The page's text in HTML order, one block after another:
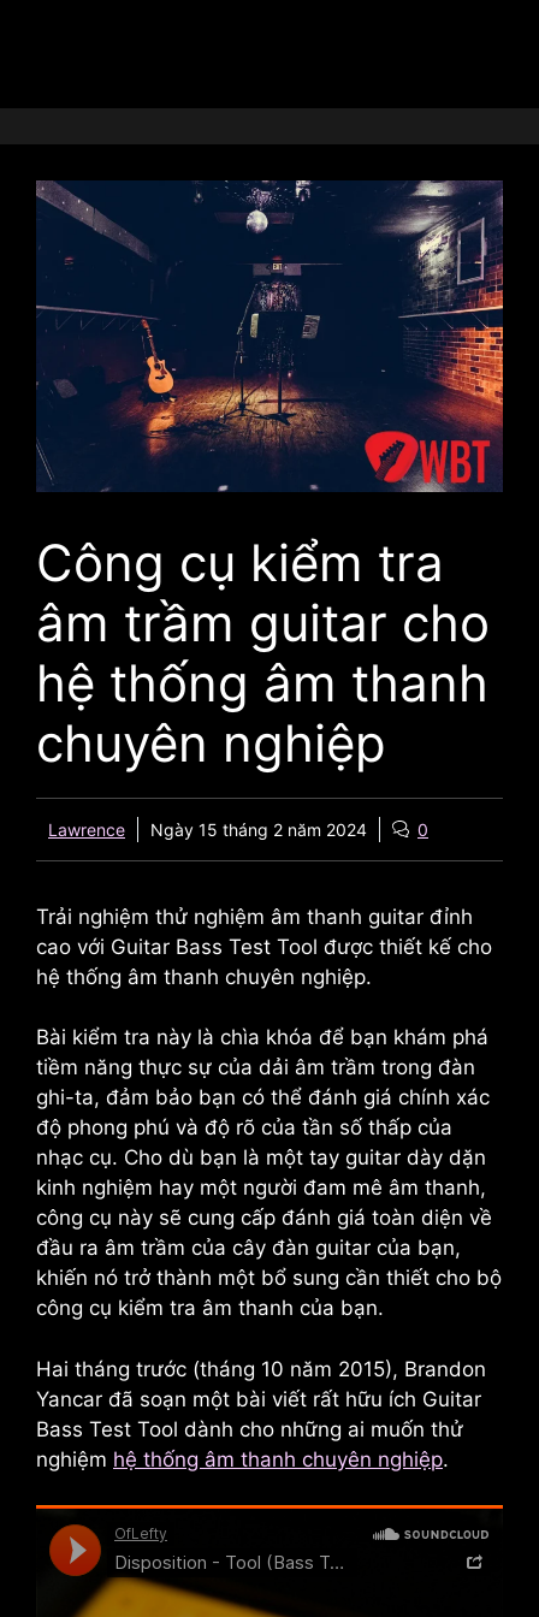
Công cụ kiểm tra
âm trầm guitar cho
hệ thống âm thanh
chuyên nghiệp
Lawrence Ngày 15 tháng 2 năm 2024 0
Trải nghiệm thử nghiệm âm thanh guitar đỉnh
cao với Guitar Bass Test Tool được thiết kế cho
hệ thống âm thanh chuyên nghiệp.
Bài kiểm tra này là chìa khóa để bạn khám phá
tiềm năng thực sự của dải âm trầm trong đàn
ghi-ta, đảm bảo bạn có thể đánh giá chính xác
độ phong phú và độ rõ của tần số thấp của
nhạc cụ. Cho dù bạn là một tay guitar dày dặn
kinh nghiệm hay một người đam mê âm thanh,
công cụ này sẽ cung cấp đánh giá toàn diện về
đầu ra âm trầm của cây đàn guitar của bạn,
khiến nó trở thành một bổ sung cần thiết cho bộ
công cụ kiểm tra âm thanh của bạn.
Hai tháng trước (tháng 10 năm 2015), Brandon
Yancar đã soạn một bài viết rất hữu ích Guitar
Bass Test Tool dành cho những ai muốn thử
nghiệm hệ thống âm thanh chuyên nghiệp.